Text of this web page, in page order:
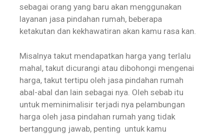
sebagai orang yang baru akan menggunakan
layanan jasa pindahan rumah, beberapa
ketakutan dan kekhawatiran akan kamu rasa kan.
Misalnya takut mendapatkan harga yang terlalu
mahal, takut dicurangi atau dibohongi mengenai
harga, takut tertipu oleh jasa pindahan rumah
abal-abal dan lain sebagai nya. Oleh sebab itu
untuk meminimalisir terjadi nya pelambungan
harga oleh jasa pindahan rumah yang tidak
bertanggung jawab, penting untuk kamu